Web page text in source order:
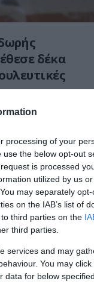
processing of your
the below opt-out
is processed
utilized by us
may separately
on the IAB’s list of
third parties on the
third parties.
services and may
You may
data for below
δέκα
η απογραφή